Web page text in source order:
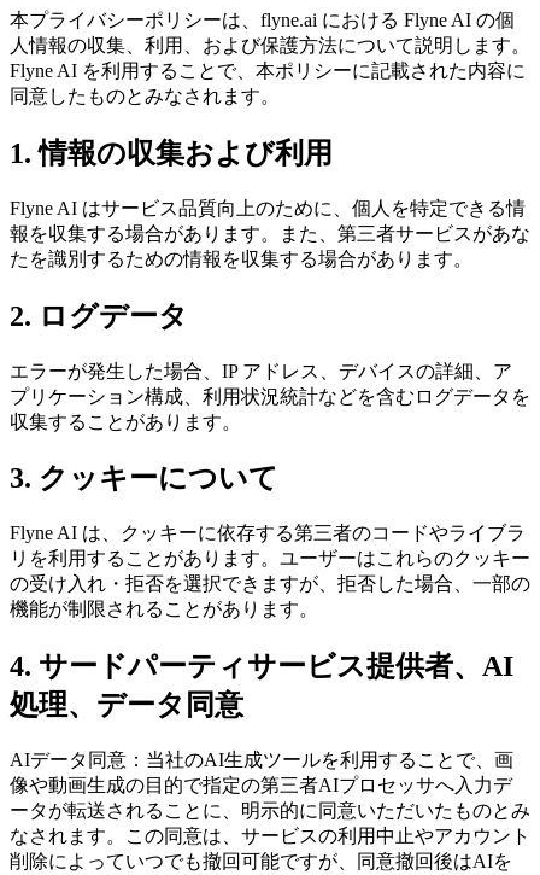
本プライバシーポリシーは、flyne.ai における Flyne AI の個
人情報の収集、利用、および保護方法について説明します。
Flyne AI を利用することで、本ポリシーに記載された内容に
同意したものとみなされます。
1. 情報の収集および利用
Flyne AI はサービス品質向上のために、個人を特定できる情
報を収集する場合があります。また、第三者サービスがあな
たを識別するための情報を収集する場合があります。
2. ログデータ
エラーが発生した場合、IP アドレス、デバイスの詳細、ア
プリケーション構成、利用状況統計などを含むログデータを
収集することがあります。
3. クッキーについて
Flyne AI は、クッキーに依存する第三者のコードやライブラ
リを利用することがあります。ユーザーはこれらのクッキー
の受け入れ・拒否を選択できますが、拒否した場合、一部の
機能が制限されることがあります。
4. サードパーティサービス提供者、AI
処理、データ同意
AIデータ同意：当社のAI生成ツールを利用することで、画
像や動画生成の目的で指定の第三者AIプロセッサへ入力デ
ータが転送されることに、明示的に同意いただいたものとみ
なされます。この同意は、サービスの利用中止やアカウント
削除によっていつでも撤回可能ですが、同意撤回後はAIを